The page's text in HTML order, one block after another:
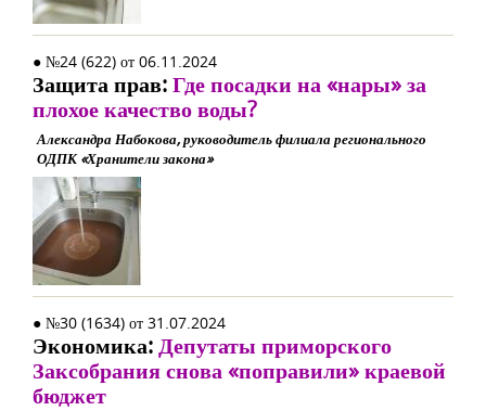
● №24 (622) от 06.11.2024
Защита прав:Где посадки на «нары» за
плохое качество воды?
Александра Набокова, руководитель филиала регионального
ОДПК «Хранители закона»
● №30 (1634) от 31.07.2024
Экономика:Депутаты приморского
Заксобрания снова «поправили» краевой
бюджет